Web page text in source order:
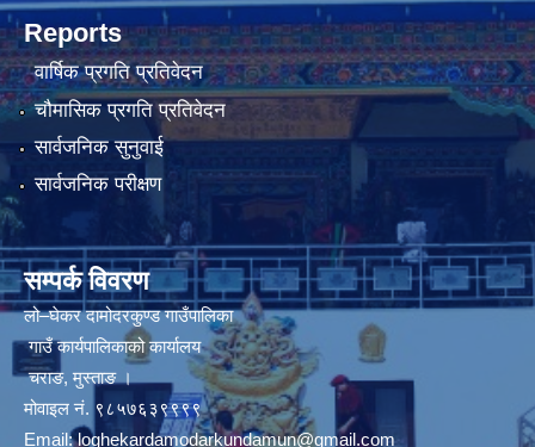
Reports
वार्षिक प्रगति प्रतिवेदन
चौमासिक प्रगति प्रतिवेदन
सार्वजनिक सुनुवाई
सार्वजनिक परीक्षण
सम्पर्क विवरण
लो–घेकर दामोदरकुण्ड गाउँपालिका
गाउँ कार्यपालिकाको कार्यालय
चराङ, मुस्ताङ ।
मोवाइल नं. ९८५७६३९९९९
Email:loghekardamodarkundamun@gmail.com